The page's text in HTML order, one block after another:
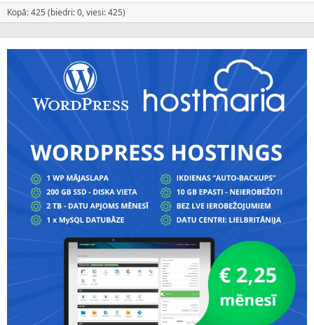
Kopā: 425 (biedri: 0, viesi: 425)